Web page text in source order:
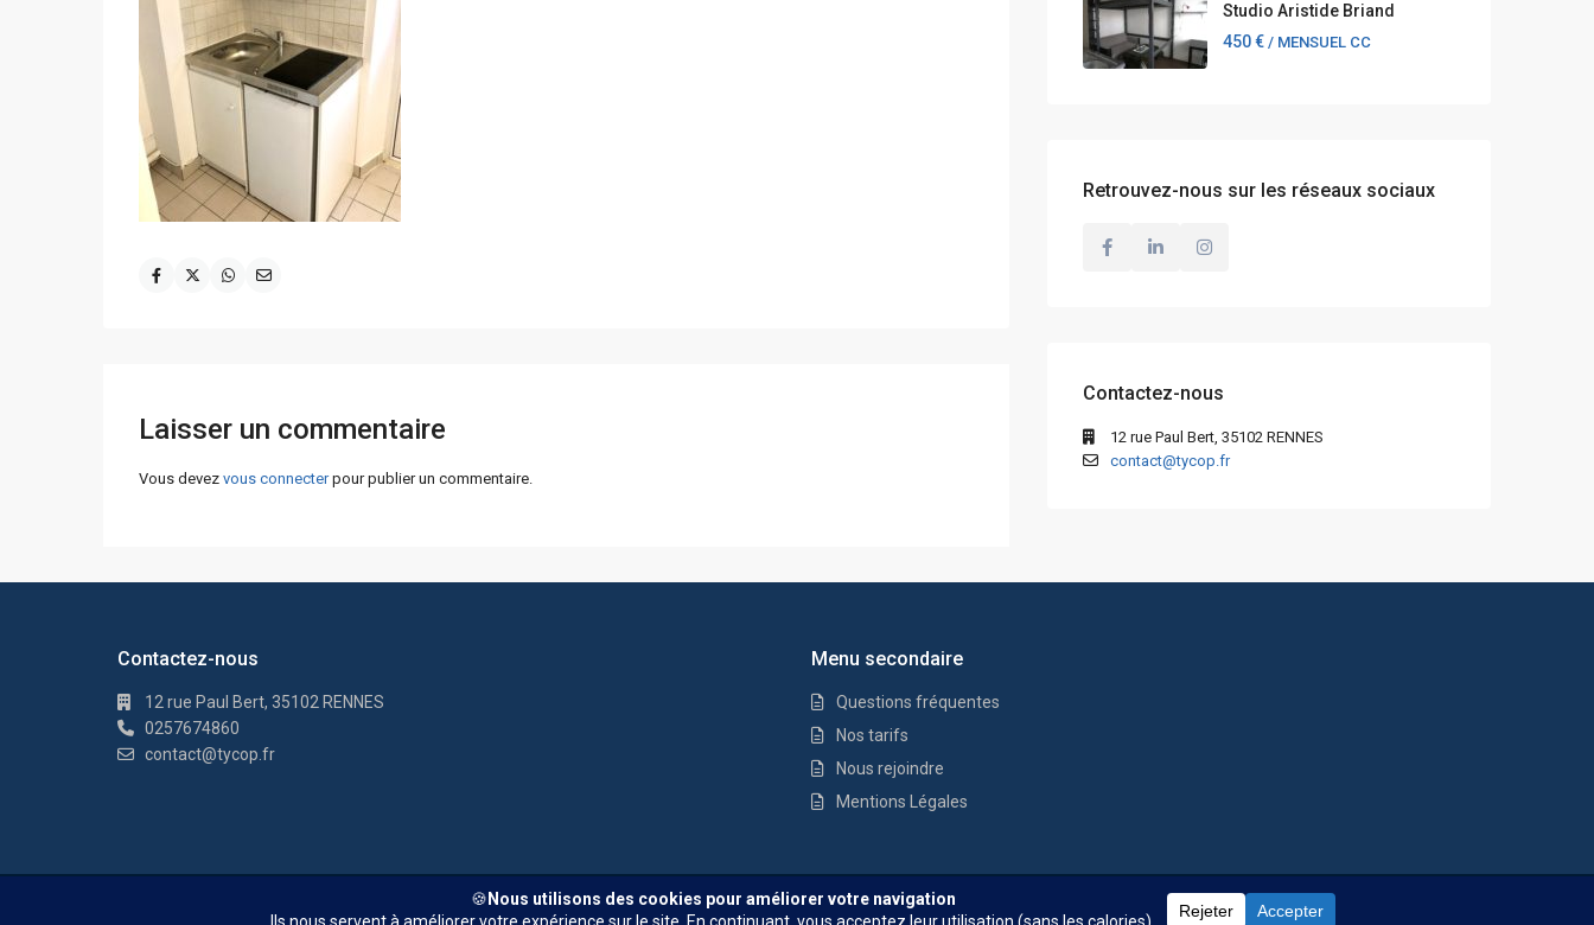
Laisser un commentaire
Vous devez vous connecterpour publier un commentaire.
Studio Aristide Briand
450 € / MENSUEL CC
Retrouvez-nous sur les réseaux sociaux
Contactez-nous
12 rue Paul Bert, 35102 RENNES
contact@tycop.fr
Contactez-nous
12 rue Paul Bert, 35102 RENNES
0257674860
contact@tycop.fr
Menu secondaire
Questions fréquentes
Nos tarifs
Nous rejoindre
Mentions Légales
Nos tarifsNous rejoindre